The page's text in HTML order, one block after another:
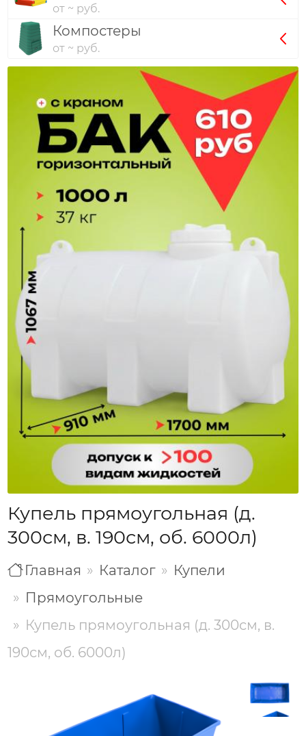
от ~ руб.
Компостеры
от ~ руб.
Купель прямоугольная (д.
300см, в. 190см, об. 6000л)
Главная Каталог
Купели
Прямоугольные
Купель прямоугольная (д. 300см, в.
190см, об. 6000л)